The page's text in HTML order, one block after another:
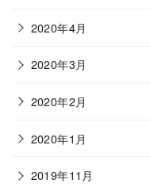
2020年4月
2020年3月
2020年2月
2020年1月
2019年11月